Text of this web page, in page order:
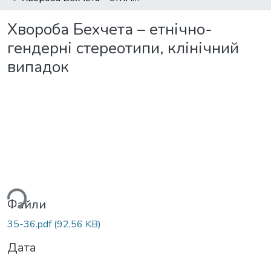
Хвороба Бехчета – етнічно-
гендерні стереотипи, клінічний
випадок
Файли
35-36.pdf(92,56 KB)
Дата